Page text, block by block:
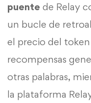
puente de Relay
un bucle de
el precio del
recompensas
otras palabras,
la plataforma